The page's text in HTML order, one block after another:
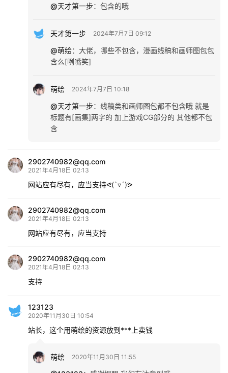
首
页
@天才第一步： 包含的哦
天才第一步 2024年7月7日 09:12
@萌绘： 大佬，哪些不包含，漫画线稿和画师图包包
含么[咧嘴笑]
萌绘 2024年7月7日 10:18
@天才第一步： 线稿类和画师图包都不包含哦 就是
标题有[画集]两字的 加上游戏CG部分的 其他都不包
含
2902740982@qq.com
2021年4月18日 02:13
网站应有尽有，应当支持ᕙ(`▿´)ᕗ
2902740982@qq.com
2021年4月18日 02:13
网站应有尽有，应当支持
2902740982@qq.com
2021年4月18日 02:13
支持
123123
2020年11月30日 10:54
站长，这个用萌绘的资源放到***上卖钱
萌绘 2020年11月30日 11:55